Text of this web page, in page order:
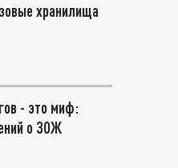
хранилища
- это миф:
о ЗОЖ